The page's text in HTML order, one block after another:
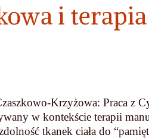
i
Krzyżowa: Praca z
w kontekście terapii
tkanek ciała do